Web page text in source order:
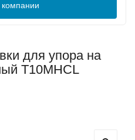
на складе. Отгрузка
и
работы в
внешних АКБ
компании
для упора на
T10MHCL